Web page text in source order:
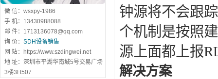
微 信：wsxpy-1986
手 机：13430988088
邮 件：1713136078@qq.com
询 价： SDH设备销售
网 站：https://www.szdingwei.net
地 址：深圳市平湖华南城5号交易广场
3楼3H507
钟源将不会跟
个机制是按照
源上面都上报
解决方案